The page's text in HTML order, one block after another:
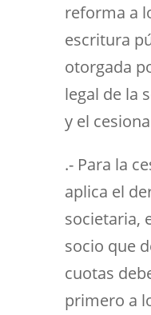
reforma a
escritura
otorgada
legal de la
y el
.- Para la
aplica el
societaria,
socio que
cuotas
primero a